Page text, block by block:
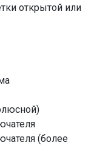
открытой или
(более